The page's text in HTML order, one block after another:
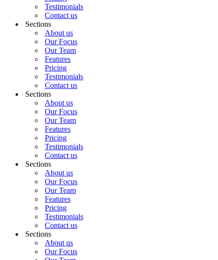
Testimonials
Contact us
Sections
About us
Our Focus
Our Team
Features
Pricing
Testimonials
Contact us
Sections
About us
Our Focus
Our Team
Features
Pricing
Testimonials
Contact us
Sections
About us
Our Focus
Our Team
Features
Pricing
Testimonials
Contact us
Sections
About us
Our Focus